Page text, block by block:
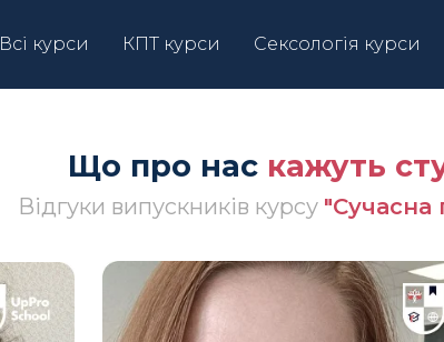
Всі курси КПТ курси Сексологія курси
Відгуки випускників курсу "Сучасна
Що про нас кажуть